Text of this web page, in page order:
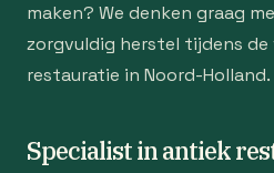
maken? We denken graag
zorgvuldig herstel tijdens
restauratie in Noord-Holland.
Specialist in antiek